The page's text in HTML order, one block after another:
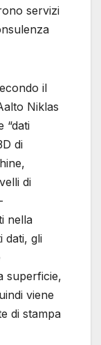
servizi
il
Niklas
“dati
di
di
nella
dati, gli
superficie,
viene
di stampa